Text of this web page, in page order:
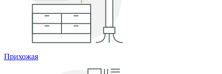
Прихожая